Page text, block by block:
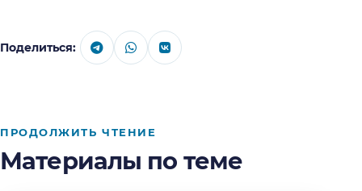
Поделиться:
ПРОДОЛЖИТЬ ЧТЕНИЕ
Материалы по теме